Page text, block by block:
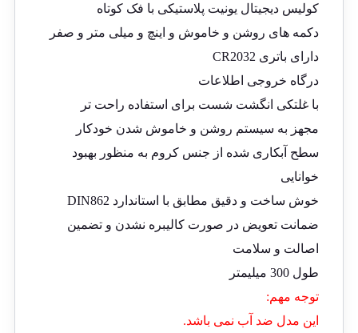
کولیس دیجیتال یونیت پلاستیکی با فک کوتاه
دکمه های روشن و خاموش و اینچ و میلی متر و صفر
دارای باتری CR2032
درگاه خروجی اطلاعات
با غلتکی انگشت شست برای استفاده راحت تر
مجهز به سیستم روشن و خاموش شدن خودکار
سطح آبکاری شده از جنس کروم به منظور بهبود
خوانایی
خوش ساخت و دقیق مطابق با استاندارد DIN862
ضمانت تعویض در صورت کالیبره نشدن و تضمین
اصالت و سلامت
طول 300 میلیمتر
توجه مهم:
این مدل ضد آب نمی باشد.